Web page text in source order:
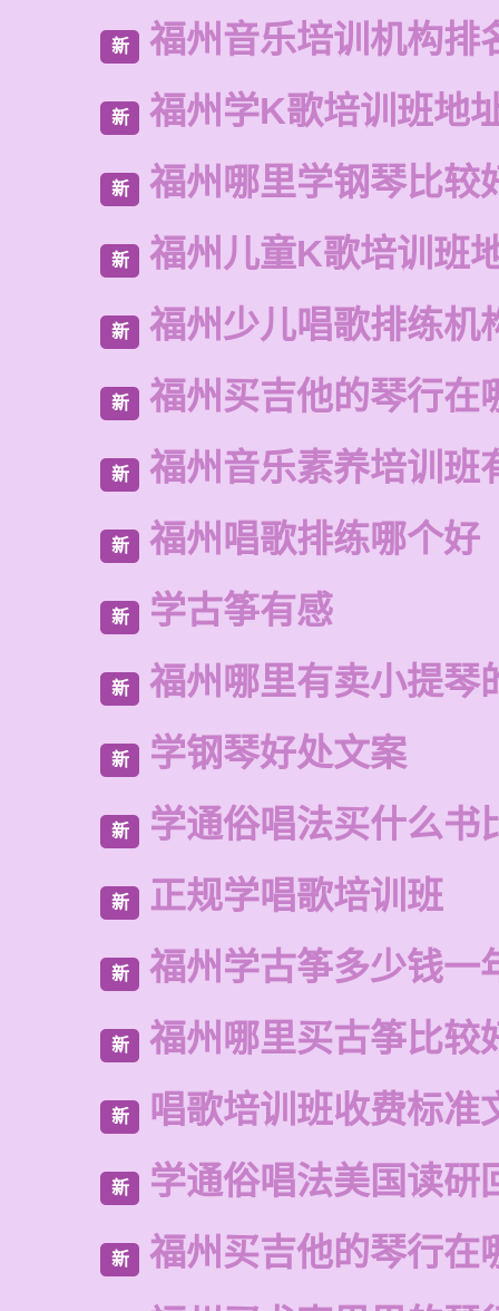
新 福州音乐培训机构排
新 福州学K歌培训班地
新 福州哪里学钢琴比较
新 福州儿童K歌培训班
新 福州少儿唱歌排练机
新 福州买吉他的琴行在
新 福州音乐素养培训班
新 福州唱歌排练哪个好
新 学古筝有感
新 福州哪里有卖小提琴
新 学钢琴好处文案
新 学通俗唱法买什么书
新 正规学唱歌培训班
新 福州学古筝多少钱一
新 福州哪里买古筝比较
新 唱歌培训班收费标准
新 学通俗唱法美国读研
新
福州买吉他的琴行在